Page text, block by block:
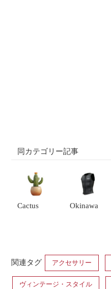
同カテゴリー記事
Cactus Okinawa
関連タグ アクセサリー
ヴィンテージ・スタイル